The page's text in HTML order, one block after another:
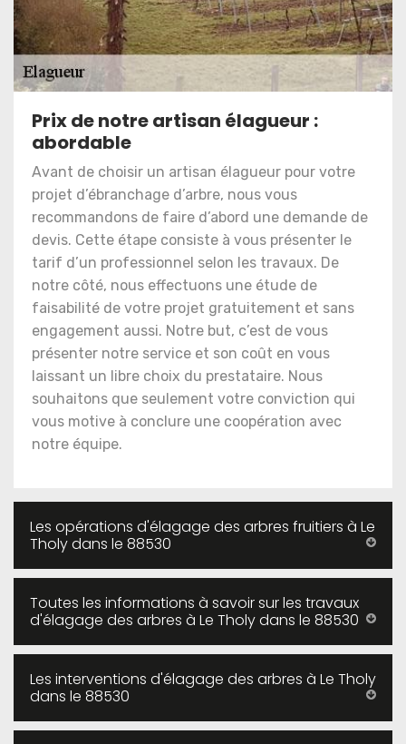
Prix de notre artisan élagueur :
abordable
Avant de choisir un artisan élagueur pour votre
projet d’ébranchage d’arbre, nous vous
recommandons de faire d’abord une demande de
devis. Cette étape consiste à vous présenter le
tarif d’un professionnel selon les travaux. De
notre côté, nous effectuons une étude de
faisabilité de votre projet gratuitement et sans
engagement aussi. Notre but, c’est de vous
présenter notre service et son coût en vous
laissant un libre choix du prestataire. Nous
souhaitons que seulement votre conviction qui
vous motive à conclure une coopération avec
notre équipe.
Les opérations d'élagage des arbres fruitiers à Le
Tholy dans le 88530
Toutes les informations à savoir sur les travaux
d'élagage des arbres à Le Tholy dans le 88530
Les interventions d'élagage des arbres à Le Tholy
dans le 88530